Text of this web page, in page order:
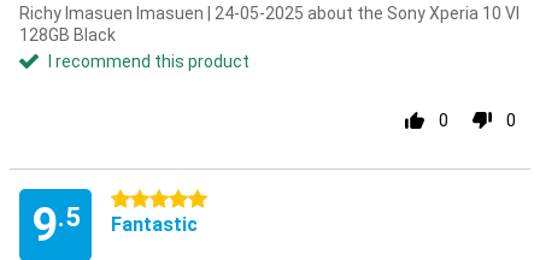
Richy Imasuen Imasuen | 24-05-2025 about the Sony Xperia 10 VI
128GB Black
I recommend this product
0 0
9.5
5 stars
Fantastic